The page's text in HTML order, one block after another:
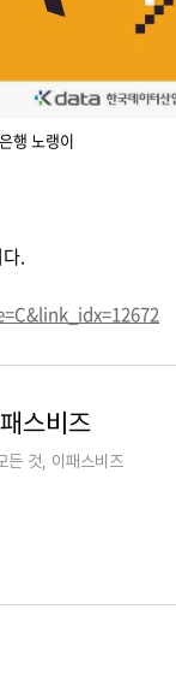
행 노랭이
.
스비즈
든 것, 이패스비즈